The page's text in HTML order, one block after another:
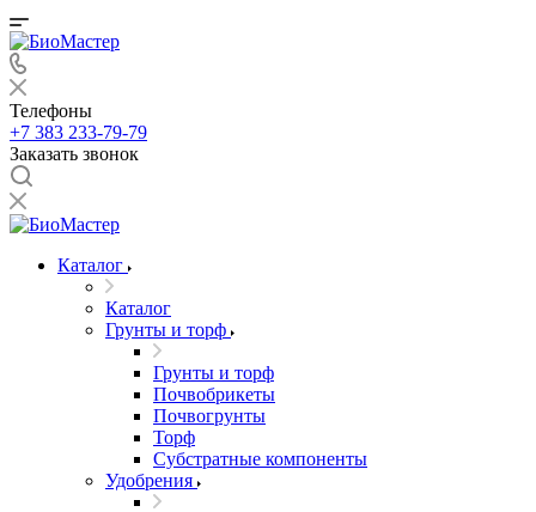
Телефоны
+7 383 233-79-79
Заказать звонок
Каталог
Каталог
Грунты и торф
Грунты и торф
Почвобрикеты
Почвогрунты
Торф
Субстратные компоненты
Удобрения